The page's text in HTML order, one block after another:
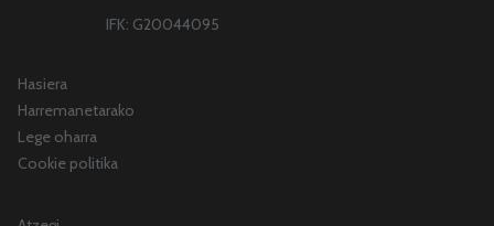
IFK: G20044095
Hasiera
Harremanetarako
Lege oharra
Cookie politika